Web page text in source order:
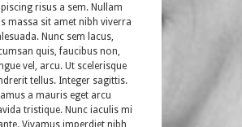
risus a sem. Nullam
massa sit amet nibh viverra
Nunc sem lacus,
quis, faucibus non,
vel, arcu. Ut scelerisque
tellus. Integer sagittis.
a mauris eget arcu
tristique. Nunc iaculis mi
Vivamus imperdiet nibh